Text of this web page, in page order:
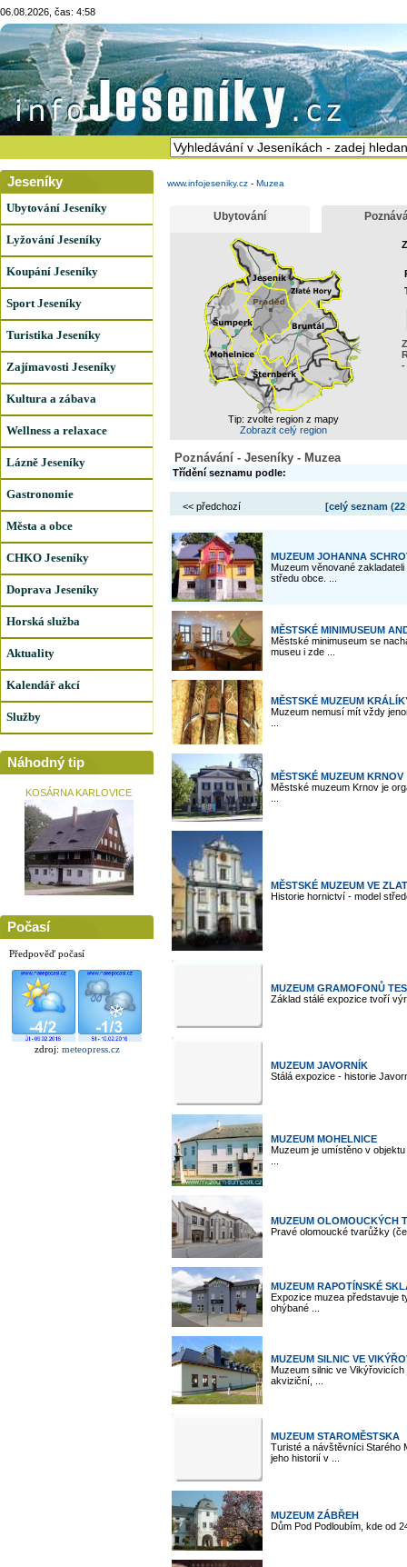
06.08.2026, čas: 4:58
Jeseníky
Ubytování Jeseníky
Lyžování Jeseníky
Koupání Jeseníky
Sport Jeseníky
Turistika Jeseníky
Zajímavosti Jeseníky
Kultura a zábava
Wellness a relaxace
Lázně Jeseníky
Gastronomie
Města a obce
CHKO Jeseníky
Doprava Jeseníky
Horská služba
Aktuality
Kalendář akcí
Služby
Náhodný tip
KOSÁRNA KARLOVICE
Počasí
Předpověď počasí
zdroj: meteopress.cz
www.infojeseniky.cz - Muzea
Ubytování
Tip: zvolte region z mapy
Zobrazit celý region
-
Poznávání - Jeseníky - Muzea
Třídění seznamu podle:
<< předchozí [celý seznam (
MUZEUM JOHANNA
Muzeum věnované
středu obce. ...
MĚSTSKÉ MINIMUSEUM
Městské minimuseum se
museu i zde ...
MĚSTSKÉ MUZEUM
Muzeum nemusí mít vždy
MĚSTSKÉ MUZEUM KRNOV
Městské muzeum Krnov je
MĚSTSKÉ MUZEUM VE
Historie hornictví - model
MUZEUM GRAMOFONŮ
Základ stálé expozice tvoří
MUZEUM JAVORNÍK
Stálá expozice - historie
MUZEUM MOHELNICE
Muzeum je umístěno v
MUZEUM OLOMOUCKÝCH
Pravé olomoucké tvarůžky
MUZEUM RAPOTÍNSKÉ
Expozice muzea představuje
ohýbané ...
MUZEUM SILNIC VE
Muzeum silnic ve
akviziční, ...
MUZEUM STAROMĚSTSKA
Turisté a návštěvníci Starého
jeho historií v ...
MUZEUM ZÁBŘEH
Dům Pod Podloubím, kde od